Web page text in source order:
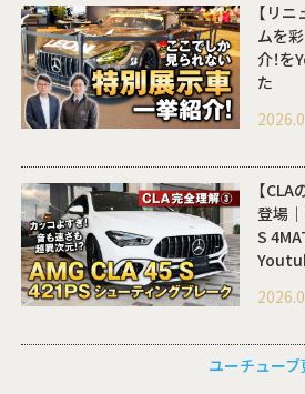
【リ
ムを
介！
た
【
登場
S
ユーチュー